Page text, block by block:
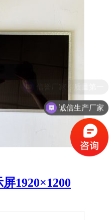
1920×1200
诚信生产厂家